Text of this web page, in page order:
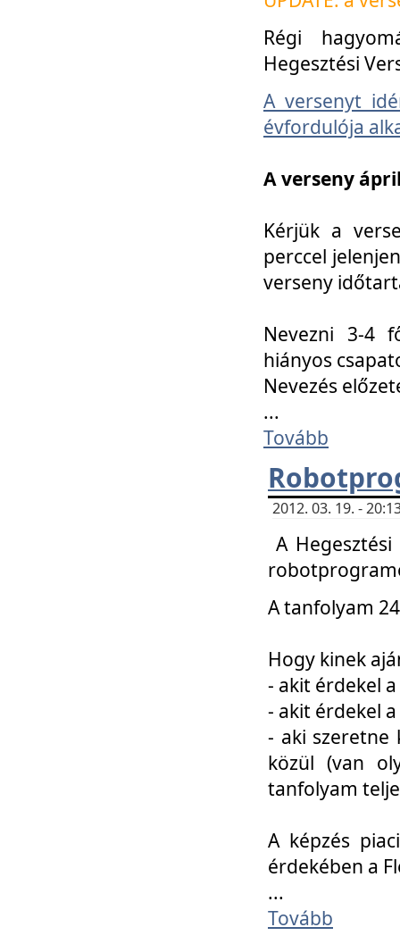
Régi
Hegesztési
A versenyt
évfordulója
A verseny
Kérjük a
perccel
verseny
Nevezni 3-4
hiányos
Nevezés
...
Tovább
2012. 03. 19. -
A
A tanfolyam
Hogy kinek
- akit érdekel
- akit érdekel
- aki szeretne
közül (van
tanfolyam
A képzés
érdekében a
...
Tovább